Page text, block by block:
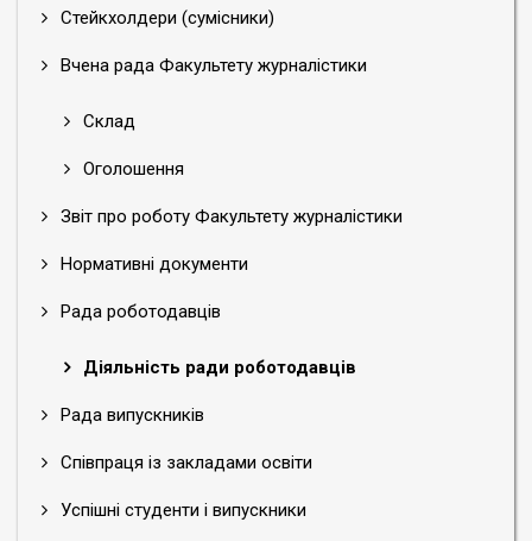
Стейкхолдери (сумісники)
Вчена рада Факультету журналістики
Склад
Оголошення
Звіт про роботу Факультету журналістики
Нормативні документи
Рада роботодавців
Діяльність ради роботодавців
Рада випускників
Співпраця із закладами освіти
Успішні студенти і випускники